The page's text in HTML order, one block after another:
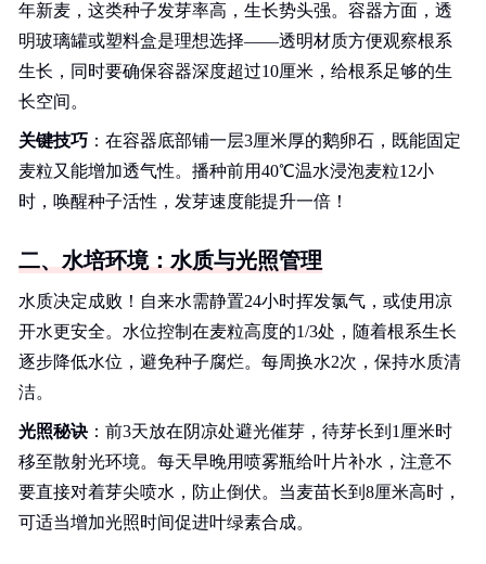
年新麦，这类种子发芽率高，生长势头强。容器方面，透
明玻璃罐或塑料盒是理想选择——透明材质方便观察根系
生长，同时要确保容器深度超过10厘米，给根系足够的生
长空间。
关键技巧 ：在容器底部铺一层3厘米厚的鹅卵石，既能固定
麦粒又能增加透气性。播种前用40℃温水浸泡麦粒12小
时，唤醒种子活性，发芽速度能提升一倍！
二、水培环境：水质与光照管理
水质决定成败！自来水需静置24小时挥发氯气，或使用凉
开水更安全。水位控制在麦粒高度的1/3处，随着根系生长
逐步降低水位，避免种子腐烂。每周换水2次，保持水质清
洁。
光照秘诀 ：前3天放在阴凉处避光催芽，待芽长到1厘米时
移至散射光环境。每天早晚用喷雾瓶给叶片补水，注意不
要直接对着芽尖喷水，防止倒伏。当麦苗长到8厘米高时，
可适当增加光照时间促进叶绿素合成。